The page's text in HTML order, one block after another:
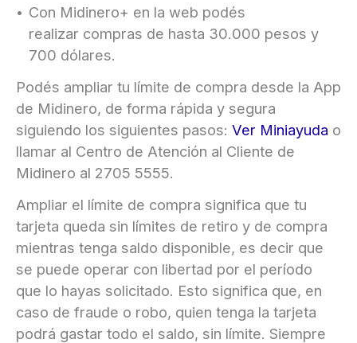
Con Midinero+ en la web podés
realizar compras de hasta 30.000 pesos y
700 dólares.
Podés ampliar tu límite de compra desde la App
de Midinero, de forma rápida y segura
siguiendo los siguientes pasos: Ver Miniayuda o
llamar al Centro de Atención al Cliente de
Midinero al 2705 5555.
Ampliar el límite de compra significa que tu
tarjeta queda sin límites de retiro y de compra
mientras tenga saldo disponible, es decir que
se puede operar con libertad por el período
que lo hayas solicitado. Esto significa que, en
caso de fraude o robo, quien tenga la tarjeta
podrá gastar todo el saldo, sin límite. Siempre